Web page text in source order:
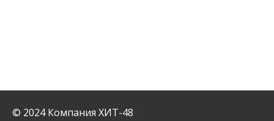
© 2024 Компания ХИТ-48